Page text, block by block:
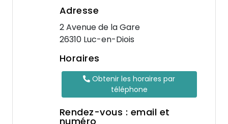
Adresse
2 Avenue de la Gare
26310 Luc-en-Diois
Horaires
Obtenir les horaires par
téléphone
Rendez-vous : email et
numéro